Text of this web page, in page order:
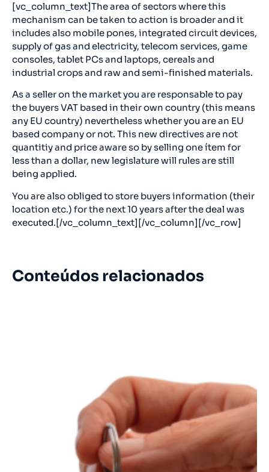
[vc_column_text]The area of sectors where this
mechanism can be taken to action is broader and it
includes also mobile pones, integrated circuit devices,
supply of gas and electricity, telecom services, game
consoles, tablet PCs and laptops, cereals and
industrial crops and raw and semi-finished materials.
As a seller on the market you are responsable to pay
the buyers VAT based in their own country (this means
any EU country) nevertheless whether you are an EU
based company or not. This new directives are not
quantitiy and price aware so by selling one ítem for
less than a dollar, new legislature will rules are still
being applied.
You are also obliged to store buyers information (their
location etc.) for the next 10 years after the deal was
executed.[/vc_column_text][/vc_column][/vc_row]
Conteúdos relacionados